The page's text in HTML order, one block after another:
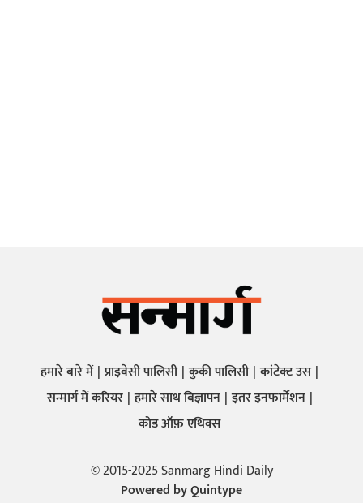
हमारे बारे में प्राइवेसी पालिसी कुकी पालिसी कांटेक्ट उस
सन्मार्ग में करियर हमारे साथ बिज्ञापन इतर इनफार्मेशन
कोड ऑफ़ एथिक्स
© 2015-2025 Sanmarg Hindi Daily
Powered byQuintype